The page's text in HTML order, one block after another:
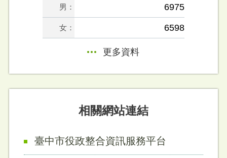
男： 6975
女： 6598
更多資料
相關網站連結
臺中市役政整合資訊服務平台